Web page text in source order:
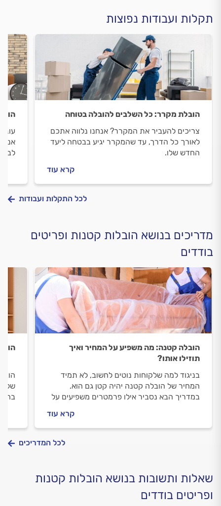
תקלות ועבודות נפוצות
הובלת מקרר: כל השלבים להובלה בטוחה
צריכים להעביר את המקרר? אנחנו נלווה אתכם
לאורך כל הדרך, עד שהמקרר יגיע בבטחה ליעד
החדש שלו.
קרא עוד
לכל התקלות ועבודות
מדריכים בנושא הובלות קטנות ופריטים
בודדים
הובלה קטנה: מה משפיע על המחיר ואיך
תוזילו אותו?
בניגוד למה שלקוחות נוטים לחשוב, לא תמיד
המחיר של הובלה קטנה יהיה קטן גם הוא.
במדריך הבא נסביר אילו פרמטרים משפיעים על
קרא עוד
לכל המדריכים
שאלות ותשובות בנושא הובלות קטנות
ופריטים בודדים